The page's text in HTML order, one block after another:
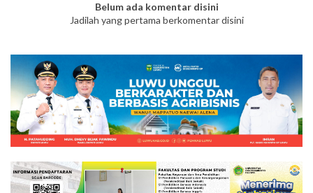
Belum ada komentar disini
Jadilah yang pertama berkomentar disini